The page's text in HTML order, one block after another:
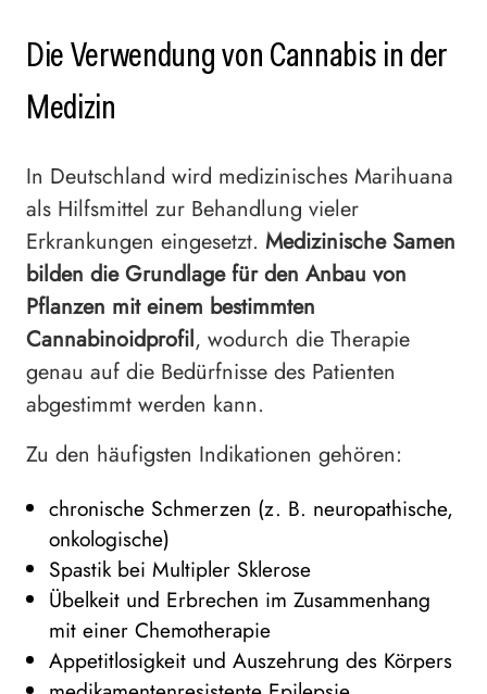
Die Verwendung von Cannabis in der
Medizin
In Deutschland wird medizinisches Marihuana
als Hilfsmittel zur Behandlung vieler
Erkrankungen eingesetzt. Medizinische Samen
bilden die Grundlage für den Anbau von
Pflanzen mit einem bestimmten
Cannabinoidprofil, wodurch die Therapie
genau auf die Bedürfnisse des Patienten
abgestimmt werden kann.
Zu den häufigsten Indikationen gehören:
chronische Schmerzen (z. B. neuropathische,
onkologische)
Spastik bei Multipler Sklerose
Übelkeit und Erbrechen im Zusammenhang
mit einer Chemotherapie
Appetitlosigkeit und Auszehrung des Körpers